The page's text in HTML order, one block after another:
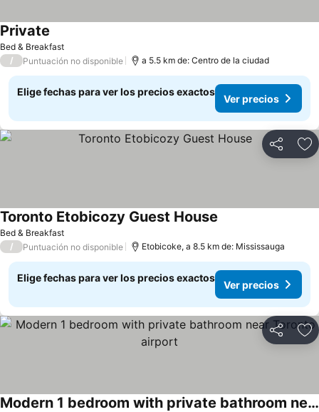
Bed & Breakfast
Private
/ Puntuación no disponible a 5.5 km de: Centro de la ciudad
Elige fechas para ver los precios exactos
Ver precios
Compartir
Bed & Breakfast
Toronto Etobicozy Guest House
/ Puntuación no disponible Etobicoke, a 8.5 km de: Mississauga
Elige fechas para ver los precios exactos
Ver precios
Compartir
Modern 1 bedroom with private bathroom near Toronto airport